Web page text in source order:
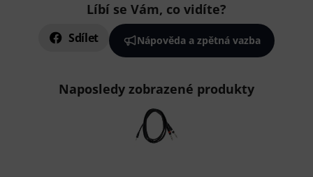
Líbí se Vám, co vidíte?
Sdílet Nápověda a zpětná vazba
Naposledy zobrazené produkty